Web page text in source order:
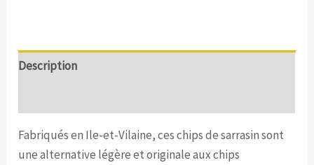
Description
Fabriqués en Ile-et-Vilaine, ces chips de sarrasin sont
une alternative légère et originale aux chips